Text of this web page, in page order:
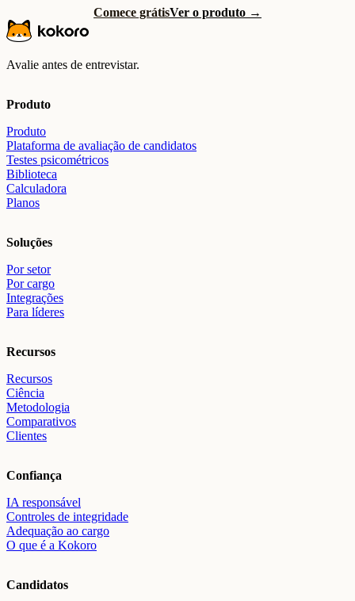
Comece grátisVer o produto →
Avalie antes de entrevistar.
Produto
Produto
Plataforma de avaliação de candidatos
Testes psicométricos
Biblioteca
Calculadora
Planos
Soluções
Por setor
Por cargo
Integrações
Para líderes
Recursos
Recursos
Ciência
Metodologia
Comparativos
Clientes
Confiança
IA responsável
Controles de integridade
Adequação ao cargo
O que é a Kokoro
Candidatos